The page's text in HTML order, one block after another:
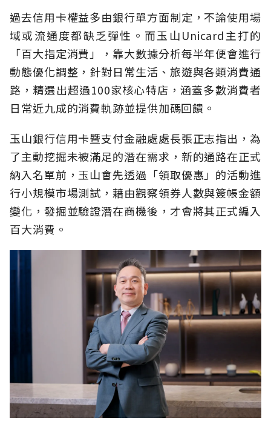
過去信用卡權益多由銀行單方面制定，不論使用場
域或流通度都缺乏彈性。而玉山Unicard主打的
「百大指定消費」，靠大數據分析每半年便會進行
動態優化調整，針對日常生活、旅遊與各類消費通
路，精選出超過100家核心特店，涵蓋多數消費者
日常近九成的消費軌跡並提供加碼回饋。
玉山銀行信用卡暨支付金融處處長張正志指出，為
了主動挖掘未被滿足的潛在需求，新的通路在正式
納入名單前，玉山會先透過「領取優惠」的活動進
行小規模市場測試，藉由觀察領券人數與簽帳金額
變化，發掘並驗證潛在商機後，才會將其正式編入
百大消費。